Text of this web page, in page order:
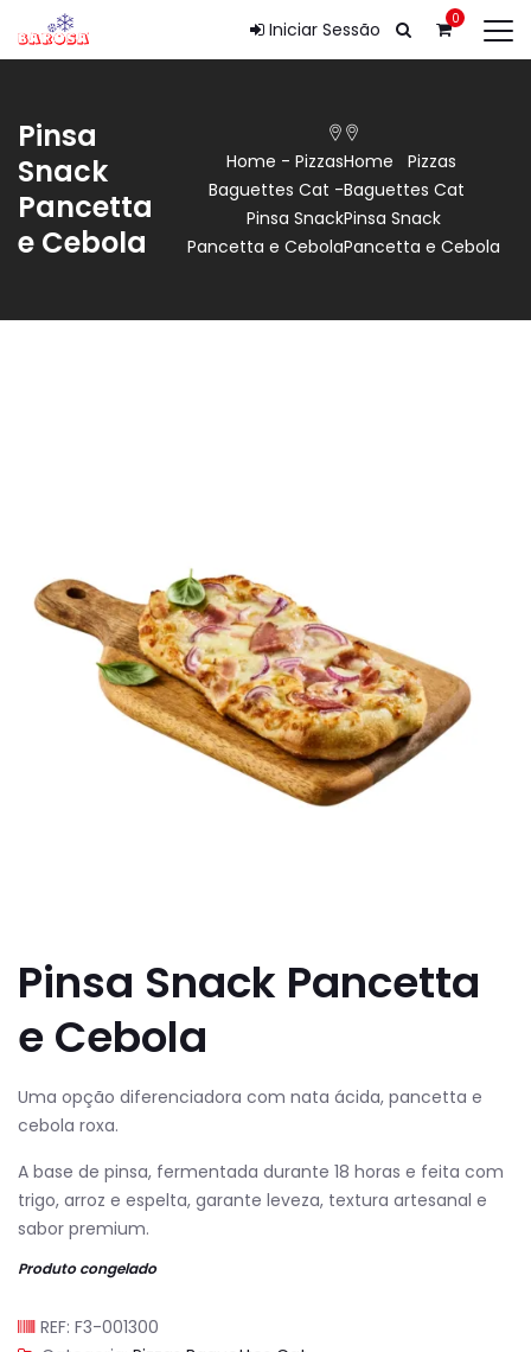
Iniciar Sessão 0
Pinsa
Snack
Pancetta
e Cebola
Home - Pizzas
Baguettes Cat -
Pinsa Snack
Pancetta e Cebola
Home
Pizzas
Baguettes Cat
Pinsa Snack
Pancetta e Cebola
Pinsa Snack Pancetta
e Cebola
Uma opção diferenciadora com nata ácida, pancetta e
cebola roxa.
A base de pinsa, fermentada durante 18 horas e feita com
trigo, arroz e espelta, garante leveza, textura artesanal e
sabor premium.
Produto congelado
REF: F3-001300